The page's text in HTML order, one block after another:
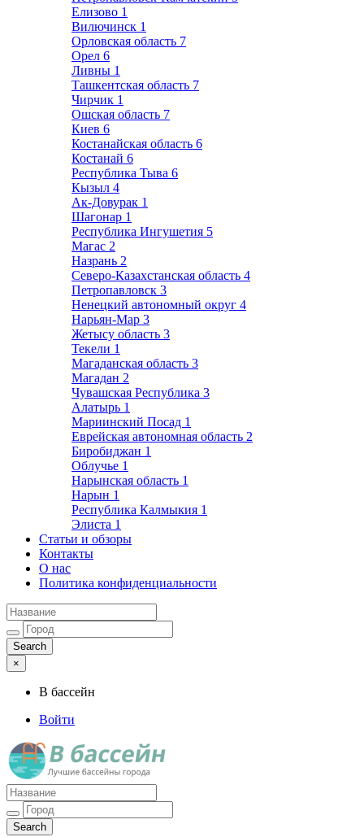
Елизово 1
Вилючинск 1
Орловская область 7
Орел 6
Ливны 1
Ташкентская область 7
Чирчик 1
Ошская область 7
Киев 6
Костанайская область 6
Костанай 6
Республика Тыва 6
Кызыл 4
Ак-Довурак 1
Шагонар 1
Республика Ингушетия 5
Магас 2
Назрань 2
Северо-Казахстанская область 4
Петропавловск 3
Ненецкий автономный округ 4
Нарьян-Мар 3
Жетысу область 3
Текели 1
Магаданская область 3
Магадан 2
Чувашская Республика 3
Алатырь 1
Мариинский Посад 1
Еврейская автономная область 2
Биробиджан 1
Облучье 1
Нарынская область 1
Нарын 1
Республика Калмыкия 1
Элиста 1
Статьи и обзоры
Контакты
О нас
Политика конфиденциальности
×
В бассейн
Войти
Лучшие бассейны города